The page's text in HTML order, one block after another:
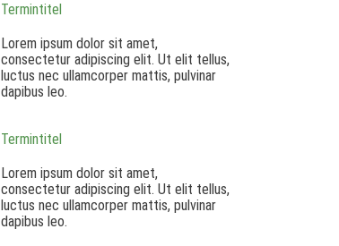
Termintitel
Lorem ipsum dolor sit amet,
consectetur adipiscing elit. Ut elit tellus,
luctus nec ullamcorper mattis, pulvinar
dapibus leo.
Termintitel
Lorem ipsum dolor sit amet,
consectetur adipiscing elit. Ut elit tellus,
luctus nec ullamcorper mattis, pulvinar
dapibus leo.